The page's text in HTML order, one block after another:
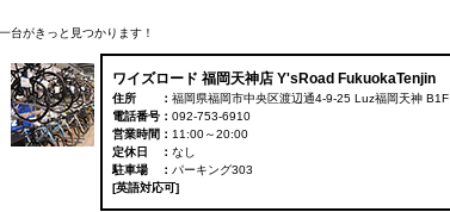
台がきっと見つかります！
ワイズロード 福岡天神店 Y'sRoad FukuokaTenjin
住所
福岡県福岡市中央区渡辺通4-9-25 Luz福岡天神 B1F
電話番号
092-753-6910
営業時間
11:00～20:00
定休日
なし
駐車場
パーキング303
[英語対応可]